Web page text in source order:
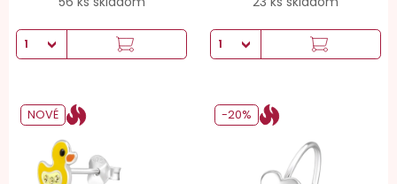
NOVÉ -20%